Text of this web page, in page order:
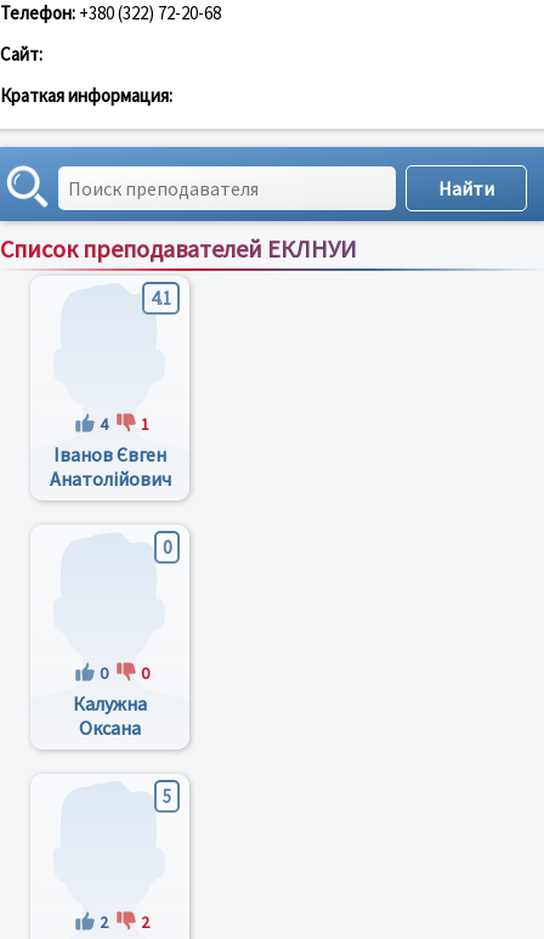
Телефон: +380 (322) 72-20-68
Сайт:
Краткая информация:
Список преподавателей ЕКЛНУИ
Сортировка по:имени;рейтингу;отзывам
4.1
4 1
Іванов Євген
Анатолійович
0
0 0
Калужна
Оксана
Михайлівна
5
2 2